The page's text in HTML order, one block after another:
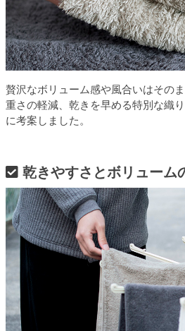
贅沢なボリューム感や風合いはそのま
重さの軽減、乾きを早める特別な織
に考案しました。
乾きやすさとボリューム